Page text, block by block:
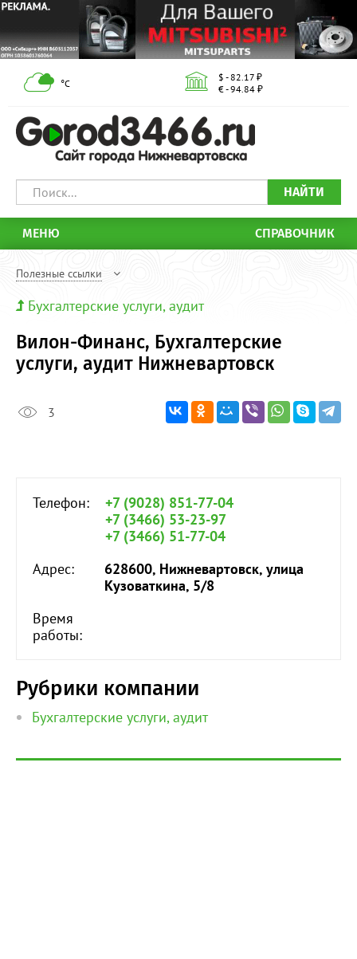
°С
$ - 82.17 ₽
€ - 94.84 ₽
НАЙТИ
МЕНЮ СПРАВОЧНИК
Полезные ссылки
Бухгалтерские услуги, аудит
Вилон-Финанс, Бухгалтерские
услуги, аудит Нижневартовск
3
Телефон:
+7 (9028) 851-77-04
+7 (3466) 53-23-97
+7 (3466) 51-77-04
Адрес:
628600, Нижневартовск, улица
Кузоваткина, 5/8
Время
работы:
Рубрики компании
Бухгалтерские услуги, аудит